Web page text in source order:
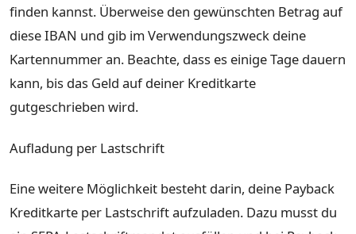
finden kannst. Überweise den gewünschten Betrag auf
diese IBAN und gib im Verwendungszweck deine
Kartennummer an. Beachte, dass es einige Tage dauern
kann, bis das Geld auf deiner Kreditkarte
gutgeschrieben wird.
Aufladung per Lastschrift
Eine weitere Möglichkeit besteht darin, deine Payback
Kreditkarte per Lastschrift aufzuladen. Dazu musst du